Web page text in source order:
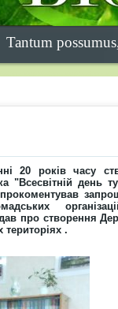
Tantum
20 років часу
"Всесвітній день
про створення
.